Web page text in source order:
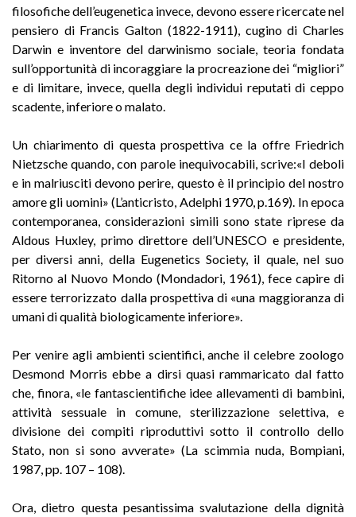
filosofiche dell’eugenetica invece, devono essere ricercate nel
pensiero di Francis Galton (1822-1911), cugino di Charles
Darwin e inventore del darwinismo sociale, teoria fondata
sull’opportunità di incoraggiare la procreazione dei “migliori”
e di limitare, invece, quella degli individui reputati di ceppo
scadente, inferiore o malato.
Un chiarimento di questa prospettiva ce la offre Friedrich
Nietzsche quando, con parole inequivocabili, scrive:«I deboli
e in malriusciti devono perire, questo è il principio del nostro
amore gli uomini» (L’anticristo, Adelphi 1970, p.169). In epoca
contemporanea, considerazioni simili sono state riprese da
Aldous Huxley, primo direttore dell’UNESCO e presidente,
per diversi anni, della Eugenetics Society, il quale, nel suo
Ritorno al Nuovo Mondo (Mondadori, 1961), fece capire di
essere terrorizzato dalla prospettiva di «una maggioranza di
umani di qualità biologicamente inferiore».
Per venire agli ambienti scientifici, anche il celebre zoologo
Desmond Morris ebbe a dirsi quasi rammaricato dal fatto
che, finora, «le fantascientifiche idee allevamenti di bambini,
attività sessuale in comune, sterilizzazione selettiva, e
divisione dei compiti riproduttivi sotto il controllo dello
Stato, non si sono avverate» (La scimmia nuda, Bompiani,
1987, pp. 107 – 108).
Ora, dietro questa pesantissima svalutazione della dignità